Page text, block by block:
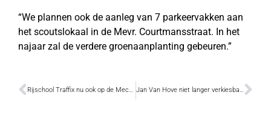
“We plannen ook de aanleg van 7 parkeervakken aan
het scoutslokaal in de Mevr. Courtmansstraat. In het
najaar zal de verdere groenaanplanting gebeuren.”
Rijschool Traffix nu ook op de Mechelsesteenweg Jan Van Hove niet langer verkiesbaar op N-VA-lijst